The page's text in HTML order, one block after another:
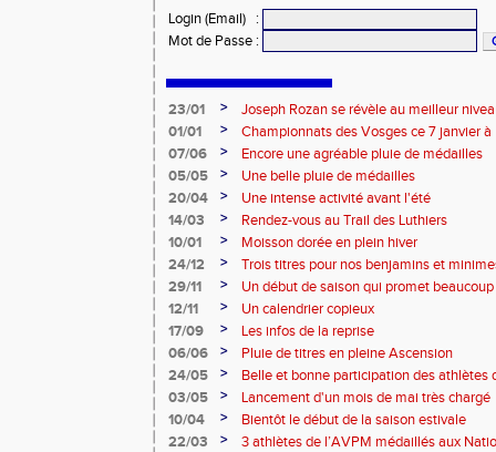
Login (Email)
:
Mot de Passe :
23/01 >
Joseph Rozan se révèle au meilleur
01/01
>
Championnats des Vosges ce 7 janvier
07/06
>
Encore une agréable pluie de médailles
05/05
>
Une belle pluie de médailles
20/04
>
Une intense activité avant l'été
14/03
>
Rendez-vous au Trail des Luthiers
10/01
>
Moisson dorée en plein hiver
24/12
>
Trois titres pour nos benjamins et
29/11
>
Un début de saison qui promet beaucoup
12/11
>
Un calendrier copieux
17/09
>
Les infos de la reprise
06/06
>
Pluie de titres en pleine Ascension
24/05
>
Belle et bonne participation des athlètes
03/05
>
Lancement d'un mois de mai très chargé
10/04
>
Bientôt le début de la saison estivale
22/03
>
3 athlètes de l’AVPM médaillés aux